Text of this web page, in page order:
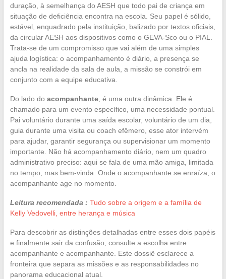
duração, à semelhança do AESH que todo pai de criança em
situação de deficiência encontra na escola. Seu papel é sólido,
estável, enquadrado pela instituição, balizado por textos oficiais,
da circular AESH aos dispositivos como o GEVA-Sco ou o PIAL.
Trata-se de um compromisso que vai além de uma simples
ajuda logística: o acompanhamento é diário, a presença se
ancla na realidade da sala de aula, a missão se constrói em
conjunto com a equipe educativa.
Do lado do acompanhante, é uma outra dinâmica. Ele é
chamado para um evento específico, uma necessidade pontual.
Pai voluntário durante uma saída escolar, voluntário de um dia,
guia durante uma visita ou coach efêmero, esse ator intervém
para ajudar, garantir segurança ou supervisionar um momento
importante. Não há acompanhamento diário, nem um quadro
administrativo preciso: aqui se fala de uma mão amiga, limitada
no tempo, mas bem-vinda. Onde o acompanhante se enraíza, o
acompanhante age no momento.
Leitura recomendada : Tudo sobre a origem e a família de
Kelly Vedovelli, entre herança e música
Para descobrir as distinções detalhadas entre esses dois papéis
e finalmente sair da confusão, consulte a escolha entre
acompanhante e acompanhante. Este dossiê esclarece a
fronteira que separa as missões e as responsabilidades no
panorama educacional atual.